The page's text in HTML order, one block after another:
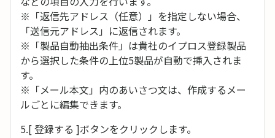
※「返信先アドレス（任意）」を指定しない場合、
「送信元アドレス」に返信されます。
※「製品自動抽出条件」は貴社のイプロス登録製品
から選択した条件の上位5製品が自動で挿入されま
す。
※「メール本文」内のあいさつ文は、作成するメー
ルごとに編集できます。
5.[ 登録する ]ボタンをクリックします。